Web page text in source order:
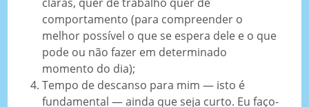
comportamento (para compreender o
melhor possível o que se espera dele e o que
pode ou não fazer em determinado
momento do dia);
Tempo de descanso para mim — isto é
fundamental — ainda que seja curto. Eu faço-